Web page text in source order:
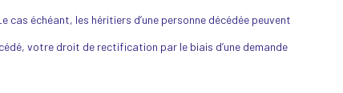
échéant, les héritiers d’une personne décédée peuvent
votre droit de rectification par le biais d’une demande